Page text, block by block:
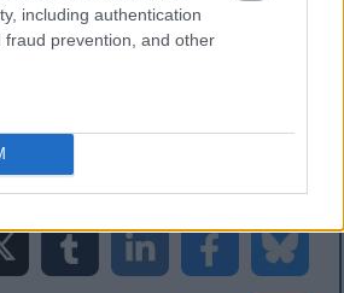
including authentication
fraud prevention, and other
הוסף שיטת תצוגה או עריכה
Dynamics 365